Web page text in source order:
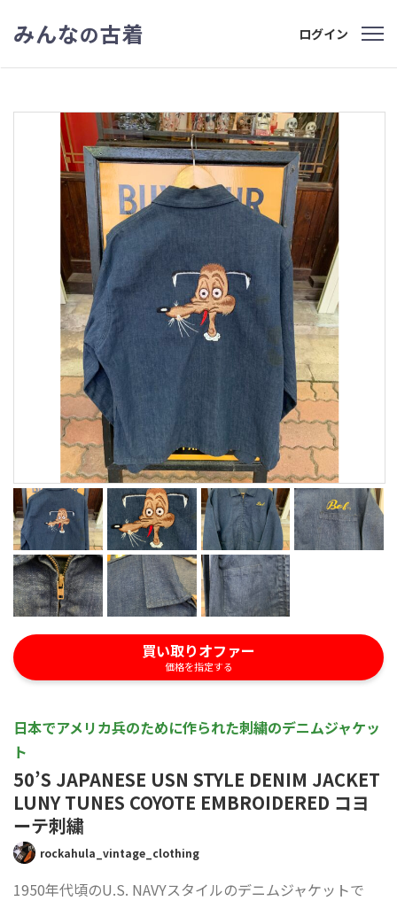
みんなの古着 ログイン
買い取りオファー
価格を指定する
日本でアメリカ兵のために作られた刺繍のデニムジャケッ
ト
50’S JAPANESE USN STYLE DENIM JACKET
LUNY TUNES COYOTE EMBROIDERED コヨ
ーテ刺繍
rockahula_vintage_clothing
1950年代頃のU.S. NAVYスタイルのデニムジャケットで